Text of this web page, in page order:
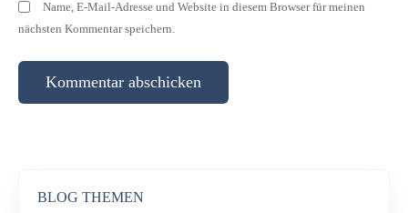
Name, E-Mail-Adresse und Website in diesem Browser für meinen
nächsten Kommentar speichern.
BLOG THEMEN